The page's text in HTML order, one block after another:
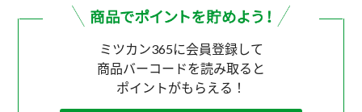
ミツカン365に会員登録して
商品バーコードを読み取ると
ポイントがもらえる！